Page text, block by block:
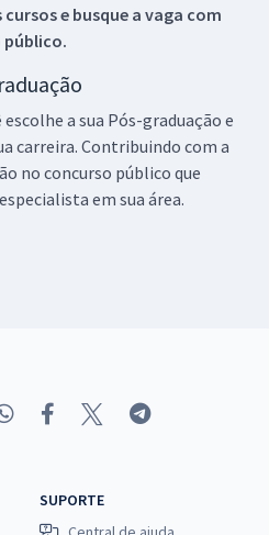
e busque a vaga com
a sua Pós-graduação e
carreira. Contribuindo com a
no concurso público que
em sua área.
SUPORTE